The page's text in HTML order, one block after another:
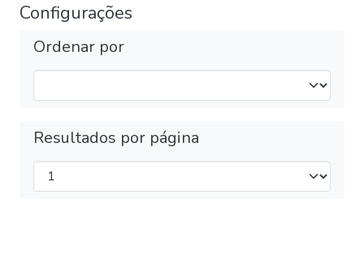
Configurações
Ordenar por
Resultados por página